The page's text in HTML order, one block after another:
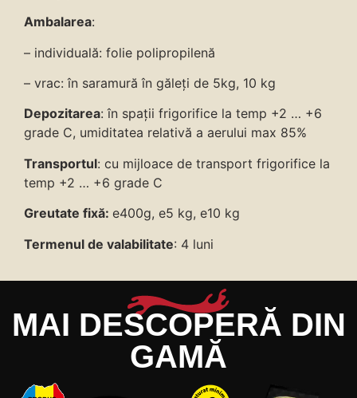
Ambalarea:
– individuală: folie polipropilenă
– vrac: în saramură în găleți de 5kg, 10 kg
Depozitarea: în spații frigorifice la temp +2 … +6
grade C, umiditatea relativă a aerului max 85%
Transportul: cu mijloace de transport frigorifice la
temp +2 … +6 grade C
Greutate fixă: e400g, e5 kg, e10 kg
Termenul de valabilitate: 4 luni
MAI DESCOPERĂ DIN
GAMĂ